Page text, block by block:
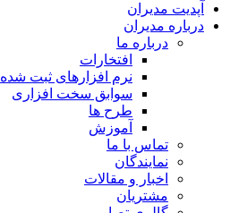
آپدیت مدیران
درباره مدیران
درباره ما
افتخارات
نرم افزارهای ثبت شده
سوابق سخت افزاری
طرح ها
آموزش
تماس با ما
نمایندگان
اخبار و مقالات
مشتریان